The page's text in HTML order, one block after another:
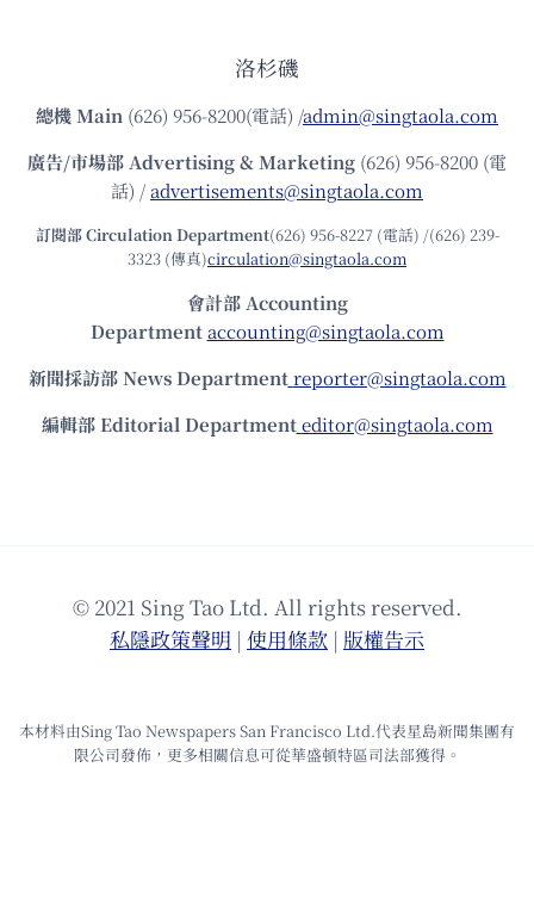
洛杉磯
總機Main (626) 956-8200(電話) /admin@singtaola.com
廣告/市場部Advertising & Marketing (626) 956-8200 (電
話) /advertisements@singtaola.com
訂閱部 Circulation Department(626) 956-8227 (電話) /(626) 239-
3323 (傳真)circulation@singtaola.com
會計部 Accounting
Department accounting@singtaola.com
新聞採訪部 News Department reporter@singtaola.com
編輯部 Editorial Department editor@singtaola.com
© 2021 Sing Tao Ltd. All rights reserved.
私隱政策聲明 | 使⽤條款 | 版權告⽰
本材料由Sing Tao Newspapers San Francisco Ltd.代表星島新聞集團有
限公司發佈，更多相關信息可從華盛頓特區司法部獲得。